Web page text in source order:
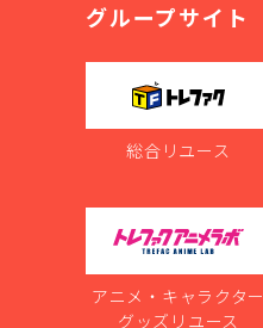
グループサイト
総合リユース
アニメ・キャラクター
グッズリユース